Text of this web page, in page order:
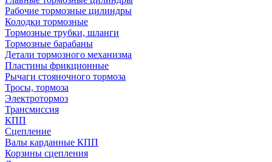
Рабочие тормозные цилиндры
Колодки тормозные
Тормозные трубки, шланги
Тормозные барабаны
Детали тормозного механизма
Пластины фрикционные
Рычаги стояночного тормоза
Тросы, тормоза
Электротормоз
Трансмиссия
КПП
Сцепление
Валы карданные КПП
Корзины сцепления